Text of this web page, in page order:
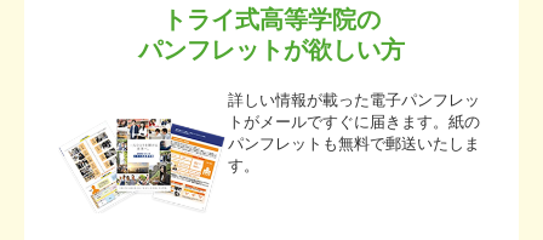
トライ式高等学院の
パンフレットが欲しい方
詳しい情報が載った電子パンフレッ
トがメールですぐに届きます。紙の
パンフレットも無料で郵送いたしま
す。